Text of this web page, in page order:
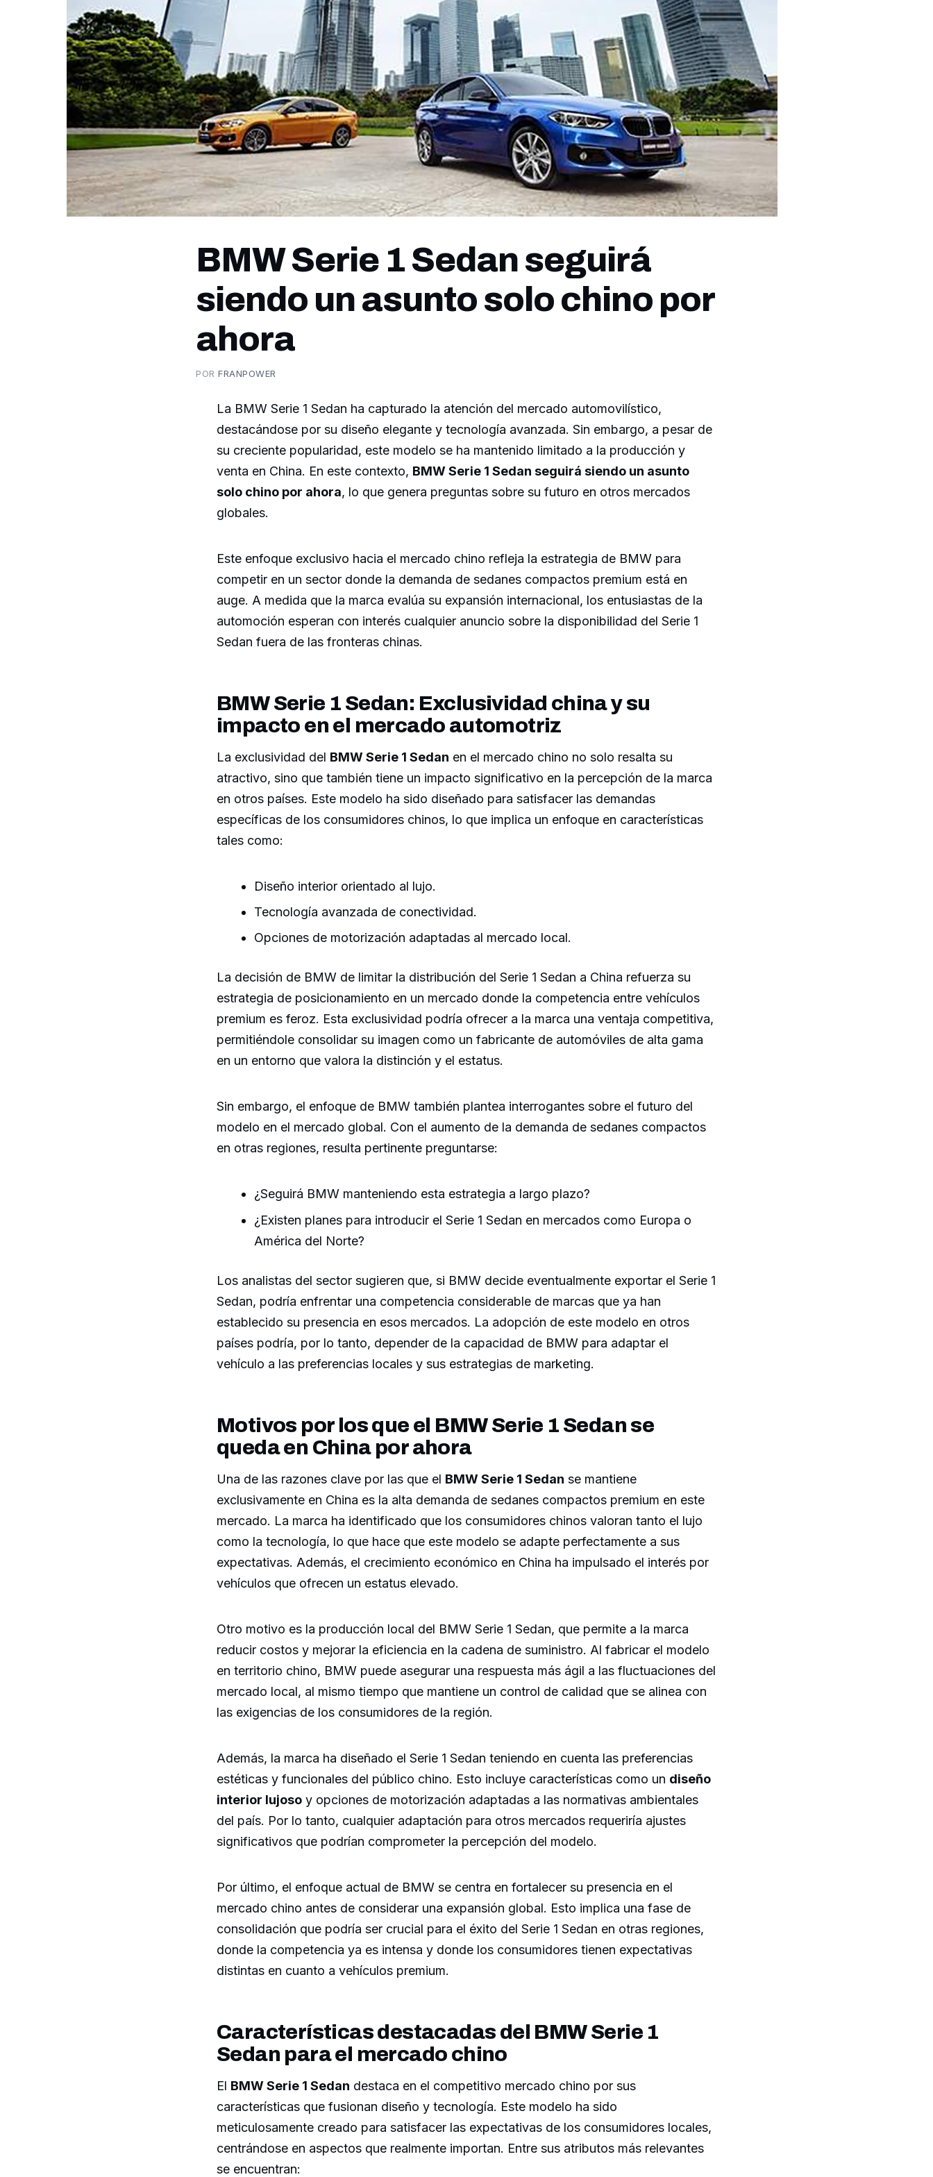
BMW Serie 1 Sedan seguirá
siendo un asunto solo chino por
ahora
PORFRANPOWER
La BMW Serie 1 Sedan ha capturado la atención del mercado automovilístico,
destacándose por su diseño elegante y tecnología avanzada. Sin embargo, a pesar de
su creciente popularidad, este modelo se ha mantenido limitado a la producción y
venta en China. En este contexto, BMW Serie 1 Sedan seguirá siendo un asunto
solo chino por ahora, lo que genera preguntas sobre su futuro en otros mercados
globales.
Este enfoque exclusivo hacia el mercado chino refleja la estrategia de BMW para
competir en un sector donde la demanda de sedanes compactos premium está en
auge. A medida que la marca evalúa su expansión internacional, los entusiastas de la
automoción esperan con interés cualquier anuncio sobre la disponibilidad del Serie 1
Sedan fuera de las fronteras chinas.
BMW Serie 1 Sedan: Exclusividad china y su
impacto en el mercado automotriz
La exclusividad del BMW Serie 1 Sedan en el mercado chino no solo resalta su
atractivo, sino que también tiene un impacto significativo en la percepción de la marca
en otros países. Este modelo ha sido diseñado para satisfacer las demandas
específicas de los consumidores chinos, lo que implica un enfoque en características
tales como:
Diseño interior orientado al lujo.
Tecnología avanzada de conectividad.
Opciones de motorización adaptadas al mercado local.
La decisión de BMW de limitar la distribución del Serie 1 Sedan a China refuerza su
estrategia de posicionamiento en un mercado donde la competencia entre vehículos
premium es feroz. Esta exclusividad podría ofrecer a la marca una ventaja competitiva,
permitiéndole consolidar su imagen como un fabricante de automóviles de alta gama
en un entorno que valora la distinción y el estatus.
Sin embargo, el enfoque de BMW también plantea interrogantes sobre el futuro del
modelo en el mercado global. Con el aumento de la demanda de sedanes compactos
en otras regiones, resulta pertinente preguntarse:
¿Seguirá BMW manteniendo esta estrategia a largo plazo?
¿Existen planes para introducir el Serie 1 Sedan en mercados como Europa o
América del Norte?
Los analistas del sector sugieren que, si BMW decide eventualmente exportar el Serie 1
Sedan, podría enfrentar una competencia considerable de marcas que ya han
establecido su presencia en esos mercados. La adopción de este modelo en otros
países podría, por lo tanto, depender de la capacidad de BMW para adaptar el
vehículo a las preferencias locales y sus estrategias de marketing.
Motivos por los que el BMW Serie 1 Sedan se
queda en China por ahora
Una de las razones clave por las que el BMW Serie 1 Sedan se mantiene
exclusivamente en China es la alta demanda de sedanes compactos premium en este
mercado. La marca ha identificado que los consumidores chinos valoran tanto el lujo
como la tecnología, lo que hace que este modelo se adapte perfectamente a sus
expectativas. Además, el crecimiento económico en China ha impulsado el interés por
vehículos que ofrecen un estatus elevado.
Otro motivo es la producción local del BMW Serie 1 Sedan, que permite a la marca
reducir costos y mejorar la eficiencia en la cadena de suministro. Al fabricar el modelo
en territorio chino, BMW puede asegurar una respuesta más ágil a las fluctuaciones del
mercado local, al mismo tiempo que mantiene un control de calidad que se alinea con
las exigencias de los consumidores de la región.
Además, la marca ha diseñado el Serie 1 Sedan teniendo en cuenta las preferencias
estéticas y funcionales del público chino. Esto incluye características como un diseño
interior lujoso y opciones de motorización adaptadas a las normativas ambientales
del país. Por lo tanto, cualquier adaptación para otros mercados requeriría ajustes
significativos que podrían comprometer la percepción del modelo.
Por último, el enfoque actual de BMW se centra en fortalecer su presencia en el
mercado chino antes de considerar una expansión global. Esto implica una fase de
consolidación que podría ser crucial para el éxito del Serie 1 Sedan en otras regiones,
donde la competencia ya es intensa y donde los consumidores tienen expectativas
distintas en cuanto a vehículos premium.
Características destacadas del BMW Serie 1
Sedan para el mercado chino
El BMW Serie 1 Sedan destaca en el competitivo mercado chino por sus
características que fusionan diseño y tecnología. Este modelo ha sido
meticulosamente creado para satisfacer las expectativas de los consumidores locales,
centrándose en aspectos que realmente importan. Entre sus atributos más relevantes
se encuentran: